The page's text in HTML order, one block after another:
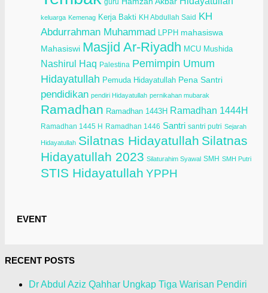
guru
keluarga Kemenag Kerja Bakti KH Abdullah Said KH
Abdurrahman Muhammad LPPH mahasiswa
Mahasiswi Masjid Ar-Riyadh MCU Mushida
Nashirul Haq Palestina Pemimpin Umum
Hidayatullah Pemuda Hidayatullah Pena Santri
pendidikan pendiri Hidayatullah pernikahan mubarak
Ramadhan Ramadhan 1443H Ramadhan 1444H
Ramadhan 1445 H Ramadhan 1446 Santri santri putri Sejarah
Hidayatullah Silatnas Hidayatullah Silatnas
Hidayatullah 2023 Silaturahim Syawal SMH SMH Putri
STIS Hidayatullah YPPH
EVENT
RECENT POSTS
Dr Abdul Aziz Qahhar Ungkap Tiga Warisan Pendiri